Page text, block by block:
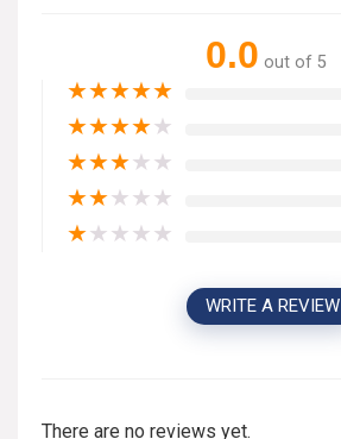
0.0 out of 5
★★★★★
★★★★★
★★★★★
★★★★★
★★★★★
WRITE A REVIEW
There are no reviews yet.